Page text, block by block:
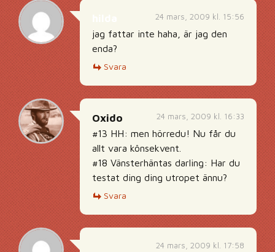
24 mars, 2009 kl. 15:56
jag fattar inte haha, är jag den
enda?
Svara
24 mars, 2009 kl. 16:33
Oxido
#13 HH: men hörredu! Nu får du
allt vara kônsekvent.
#18 Vänsterhäntas darling: Har du
testat ding ding utropet ännu?
Svara
24 mars, 2009 kl. 17:58